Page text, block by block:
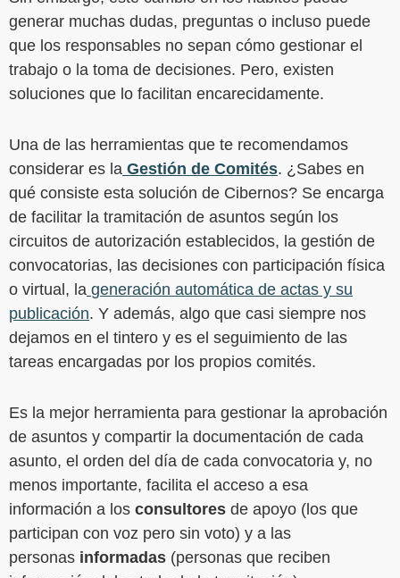
generar muchas dudas, preguntas o incluso puede
que los responsables no sepan cómo gestionar el
trabajo o la toma de decisiones. Pero, existen
soluciones que lo facilitan encarecidamente.
Una de las herramientas que te recomendamos
considerar es la Gestión de Comités. ¿Sabes en
qué consiste esta solución de Cibernos? Se encarga
de facilitar la tramitación de asuntos según los
circuitos de autorización establecidos, la gestión de
convocatorias, las decisiones con participación física
o virtual, la generación automática de actas y su
publicación. Y además, algo que casi siempre nos
dejamos en el tintero y es el seguimiento de las
tareas encargadas por los propios comités.
Es la mejor herramienta para gestionar la aprobación
de asuntos y compartir la documentación de cada
asunto, el orden del día de cada convocatoria y, no
menos importante, facilita el acceso a esa
información a los consultores de apoyo (los que
participan con voz pero sin voto) y a las
personas informadas (personas que reciben